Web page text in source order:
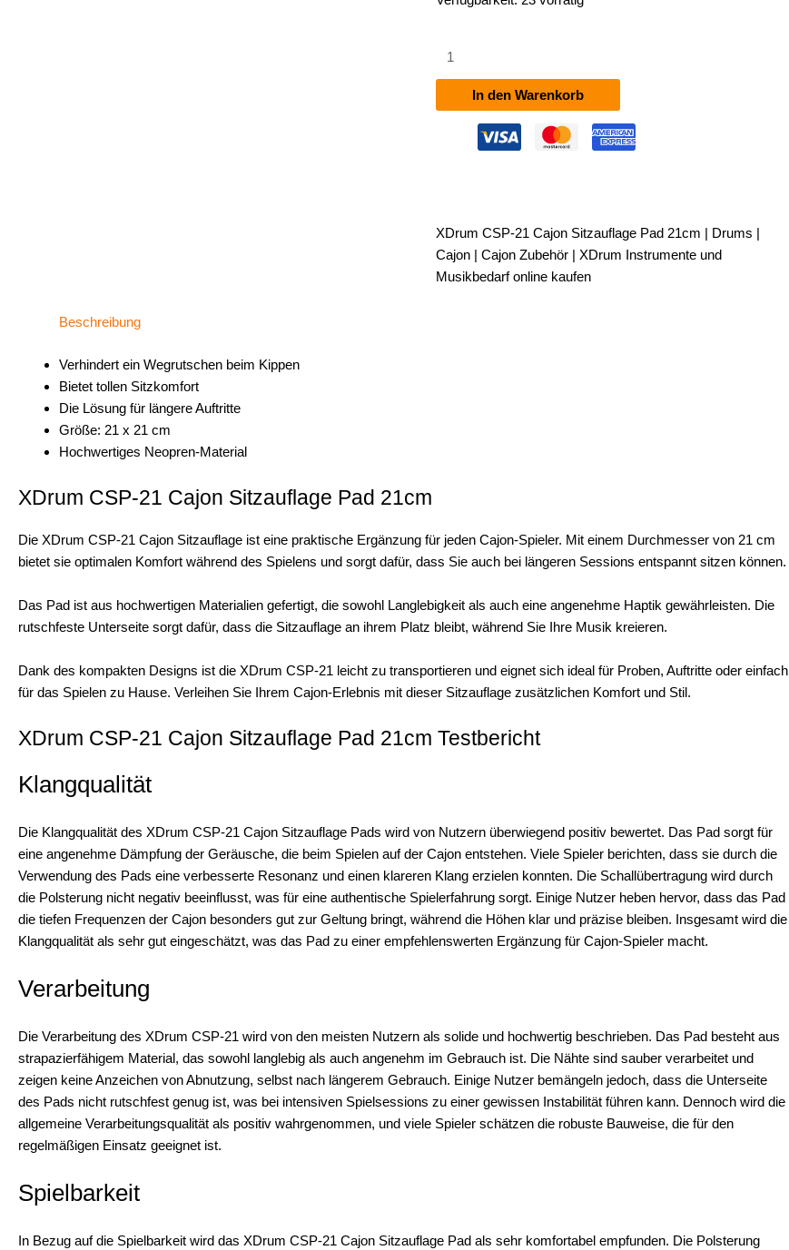
CSP-
Cajon
Sitzauflage
In den Warenkorb
XDrum CSP-21 Cajon Sitzauflage Pad 21cm | Drums |
Cajon | Cajon Zubehör | XDrum Instrumente und
Musikbedarf online kaufen
Beschreibung
Verhindert ein Wegrutschen beim Kippen
Bietet tollen Sitzkomfort
Die Lösung für längere Auftritte
Größe: 21 x 21 cm
Hochwertiges Neopren-Material
XDrum CSP-21 Cajon Sitzauflage Pad 21cm
Die XDrum CSP-21 Cajon Sitzauflage ist eine praktische Ergänzung für jeden Cajon-Spieler. Mit einem Durchmesser von 21 cm
bietet sie optimalen Komfort während des Spielens und sorgt dafür, dass Sie auch bei längeren Sessions entspannt sitzen können.
Das Pad ist aus hochwertigen Materialien gefertigt, die sowohl Langlebigkeit als auch eine angenehme Haptik gewährleisten. Die
rutschfeste Unterseite sorgt dafür, dass die Sitzauflage an ihrem Platz bleibt, während Sie Ihre Musik kreieren.
Dank des kompakten Designs ist die XDrum CSP-21 leicht zu transportieren und eignet sich ideal für Proben, Auftritte oder einfach
für das Spielen zu Hause. Verleihen Sie Ihrem Cajon-Erlebnis mit dieser Sitzauflage zusätzlichen Komfort und Stil.
XDrum CSP-21 Cajon Sitzauflage Pad 21cm Testbericht
Klangqualität
Die Klangqualität des XDrum CSP-21 Cajon Sitzauflage Pads wird von Nutzern überwiegend positiv bewertet. Das Pad sorgt für
eine angenehme Dämpfung der Geräusche, die beim Spielen auf der Cajon entstehen. Viele Spieler berichten, dass sie durch die
Verwendung des Pads eine verbesserte Resonanz und einen klareren Klang erzielen konnten. Die Schallübertragung wird durch
die Polsterung nicht negativ beeinflusst, was für eine authentische Spielerfahrung sorgt. Einige Nutzer heben hervor, dass das Pad
die tiefen Frequenzen der Cajon besonders gut zur Geltung bringt, während die Höhen klar und präzise bleiben. Insgesamt wird die
Klangqualität als sehr gut eingeschätzt, was das Pad zu einer empfehlenswerten Ergänzung für Cajon-Spieler macht.
Verarbeitung
Die Verarbeitung des XDrum CSP-21 wird von den meisten Nutzern als solide und hochwertig beschrieben. Das Pad besteht aus
strapazierfähigem Material, das sowohl langlebig als auch angenehm im Gebrauch ist. Die Nähte sind sauber verarbeitet und
zeigen keine Anzeichen von Abnutzung, selbst nach längerem Gebrauch. Einige Nutzer bemängeln jedoch, dass die Unterseite
des Pads nicht rutschfest genug ist, was bei intensiven Spielsessions zu einer gewissen Instabilität führen kann. Dennoch wird die
allgemeine Verarbeitungsqualität als positiv wahrgenommen, und viele Spieler schätzen die robuste Bauweise, die für den
regelmäßigen Einsatz geeignet ist.
Spielbarkeit
In Bezug auf die Spielbarkeit wird das XDrum CSP-21 Cajon Sitzauflage Pad als sehr komfortabel empfunden. Die Polsterung